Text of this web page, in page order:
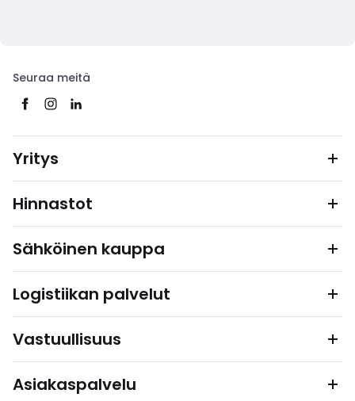
Seuraa meitä
Yritys
Hinnastot
Sähköinen kauppa
Logistiikan palvelut
Vastuullisuus
Asiakaspalvelu